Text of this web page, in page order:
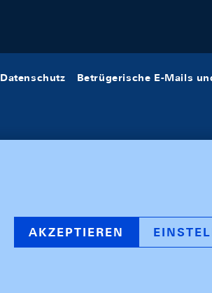
Datenschutz Betrügerische E-Mails
AKZEPTIEREN